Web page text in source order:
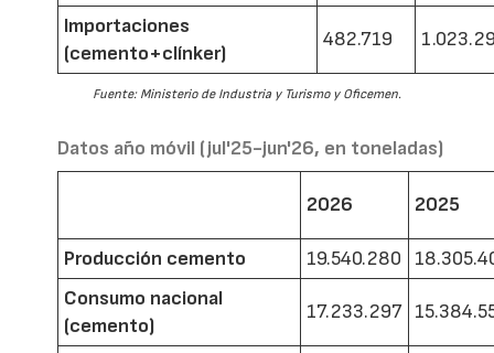
Importaciones
(cemento+clínker)
482.719
Fuente: Ministerio de Industria y Turismo y Oficemen.
Datos año móvil (jul'25-jun'26, en toneladas)
2026 2025
Producción cemento 19.540.280
Consumo nacional
(cemento)
17.233.297